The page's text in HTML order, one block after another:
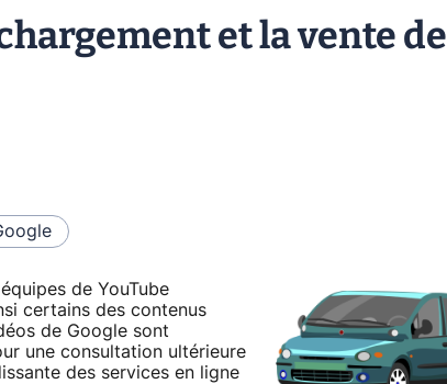
et la vente de
de YouTube
certains des contenus
de Google sont
une consultation ultérieure
des services en ligne